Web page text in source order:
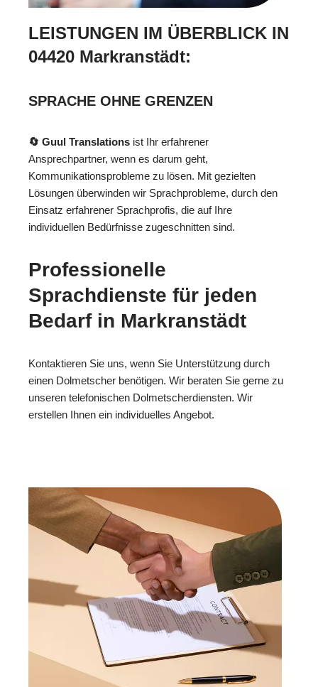
LEISTUNGEN IM ÜBERBLICK IN
04420 Markranstädt:
SPRACHE OHNE GRENZEN
🔄 Guul Translations ist Ihr erfahrener
Ansprechpartner, wenn es darum geht,
Kommunikationsprobleme zu lösen. Mit gezielten
Lösungen überwinden wir Sprachprobleme, durch den
Einsatz erfahrener Sprachprofis, die auf Ihre
individuellen Bedürfnisse zugeschnitten sind.
Professionelle
Sprachdienste für jeden
Bedarf in Markranstädt
Kontaktieren Sie uns, wenn Sie Unterstützung durch
einen Dolmetscher benötigen. Wir beraten Sie gerne zu
unseren telefonischen Dolmetscherdiensten. Wir
erstellen Ihnen ein individuelles Angebot.